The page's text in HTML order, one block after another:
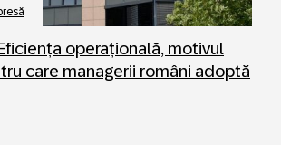
operațională, motivul
care managerii români adoptă